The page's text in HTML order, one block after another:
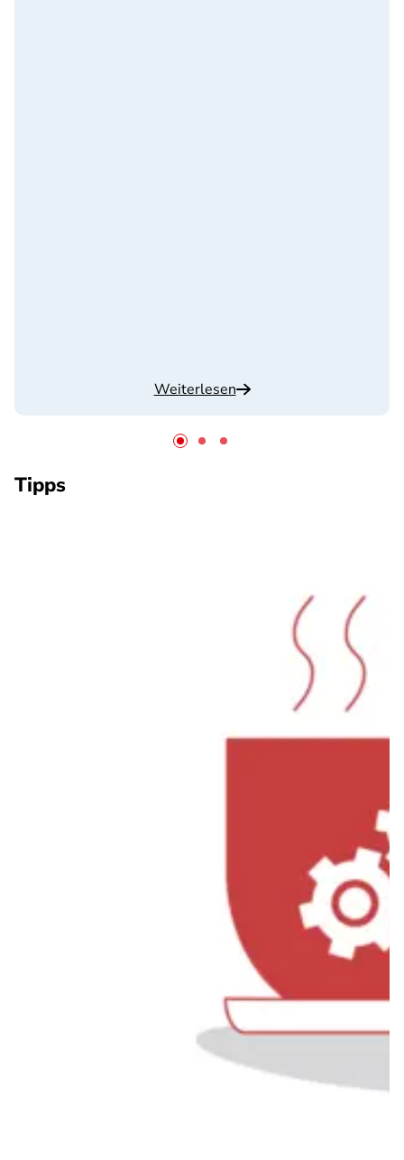
Weiterlesen
Tipps